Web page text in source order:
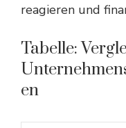
reagieren und
Tabelle:
en